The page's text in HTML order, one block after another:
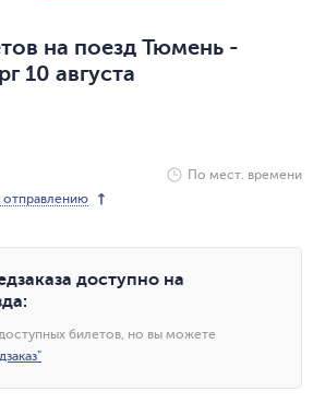
на поезд Тюмень -
10 августа
По мест. времени
отправлению
доступно на
:
билетов, но вы можете
"